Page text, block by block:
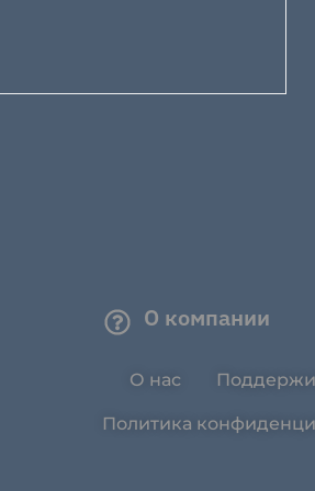
О компании
О нас
Политика